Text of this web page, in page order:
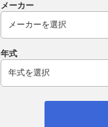
メーカー
年式